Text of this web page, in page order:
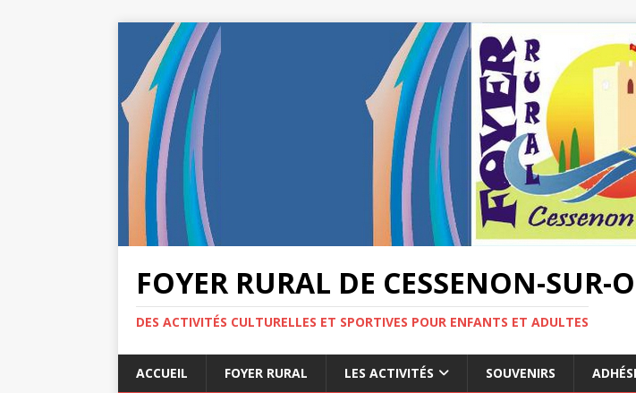
FOYER RURAL DE CESSENON-SUR-
DES ACTIVITÉS CULTURELLES ET SPORTIVES POUR ENFANTS ET ADULTES
ACCUEIL FOYER RURAL LES ACTIVITÉS SOUVENIRS